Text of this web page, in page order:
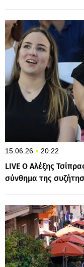
15.06.26 20:22
LIVE Ο Αλέξης
σύνθημα της